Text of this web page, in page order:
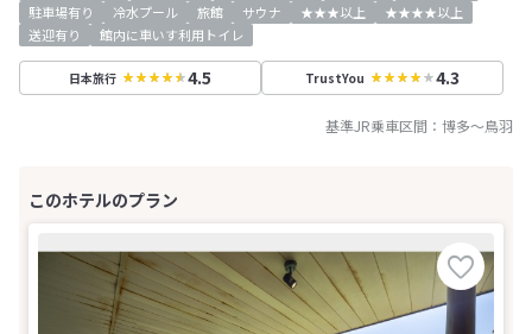
駐車場有り
冷水プール 旅館 サウナ ★★★以上
★★★★以上
送迎有り
館内に車いす利用トイレ
日本旅行 4.5 TrustYou 4.3
基準JR乗車区間： 博多～鳥羽